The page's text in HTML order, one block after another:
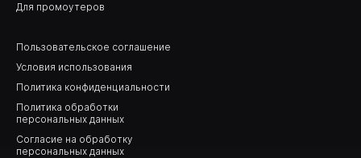
Для промоутеров
Пользовательское cоглашение
Условия использования
Политика конфиденциальности
Политика обработки
персональных данных
Согласие на обработку
персональных данных